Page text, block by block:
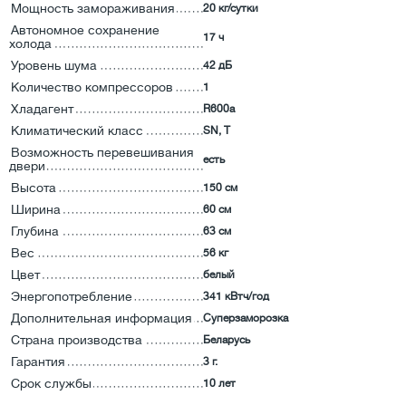
Мощность замораживания 20 кг/сутки
Автономное сохранение
холода
17 ч
Уровень шума 42 дБ
Количество компрессоров 1
Хладагент R600a
Климатический класс SN, T
Возможность перевешивания
двери
есть
Высота 150 см
Ширина 60 см
Глубина 63 см
Вес 56 кг
Цвет белый
Энергопотребление 341 кВтч/год
Дополнительная информация Суперзаморозка
Страна производства Беларусь
Гарантия 3 г.
Срок службы 10 лет